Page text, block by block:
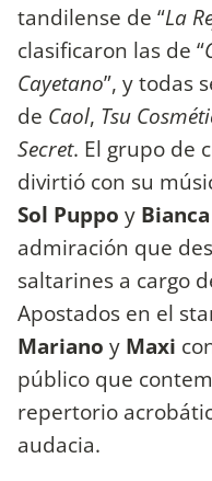
tandilense de “La
clasificaron las de “
Cayetano”, y todas
de Caol, Tsu
Secret. El grupo de
divirtió con su
Sol Puppo y
admiración que
saltarines a cargo
Apostados en el
Mariano y Maxi
público que
repertorio
audacia.